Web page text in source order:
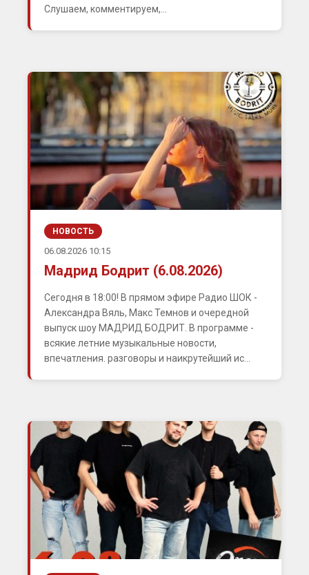
Слушаем, комментируем,...
НОВОСТЬ
06.08.2026 10:15
Мадрид Бодрит (6.08.2026)
Сегодня в 18:00! В прямом эфире Радио ШОК -
Александра Вяль, Макс Темнов и очередной
выпуск шоу МАДРИД БОДРИТ. В программе -
всякие летние музыкальные новости,
впечатления. разговоры и наикрутейший ис...